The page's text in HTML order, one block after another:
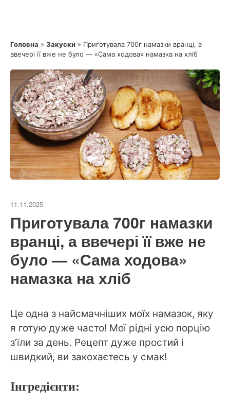
Головна » Закуски » Приготувала 700г намазки вранці, а
ввечері її вже не було — «Сама ходова» намазка на хліб
11.11.2025
Приготувала 700г намазки
вранці, а ввечері її вже не
було — «Сама ходова»
намазка на хліб
Це одна з найсмачніших моїх намазок, яку
я готую дуже часто! Мої рідні усю порцію
з’їли за день. Рецепт дуже простий і
швидкий, ви закохаєтесь у смак!
Інгредієнти: